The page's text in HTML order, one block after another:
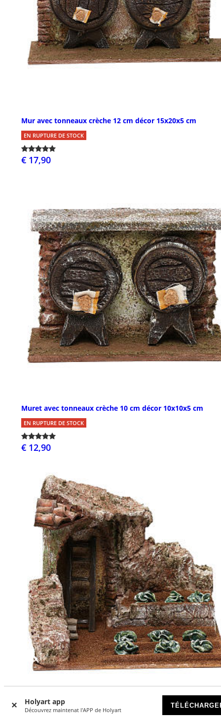
Holyart app
Découvrez maintenat l'APP de Holyart
Mur avec tonneaux crèche 12 cm décor 15x20x5 cm
EN RUPTURE DE STOCK
€ 17,90
Muret avec tonneaux crèche 10 cm décor 10x10x5 cm
EN RUPTURE DE STOCK
€ 12,90
Champ avec salade crèche 10 cm décor 15x20x15 cm
EN RUPTURE DE STOCK